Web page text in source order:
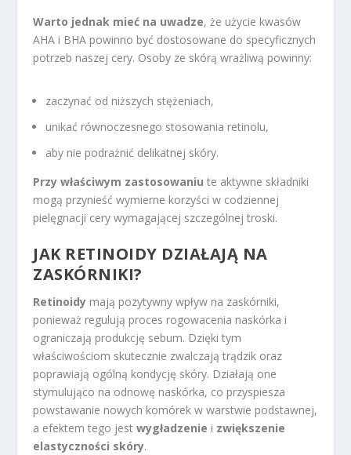
Warto jednak mieć na uwadze, że użycie kwasów
AHA i BHA powinno być dostosowane do specyficznych
potrzeb naszej cery. Osoby ze skórą wrażliwą powinny:
zaczynać od niższych stężeniach,
unikać równoczesnego stosowania retinolu,
aby nie podrażnić delikatnej skóry.
Przy właściwym zastosowaniu te aktywne składniki
mogą przynieść wymierne korzyści w codziennej
pielęgnacji cery wymagającej szczególnej troski.
JAK RETINOIDY DZIAŁAJĄ NA
ZASKÓRNIKI?
Retinoidy mają pozytywny wpływ na zaskórniki,
ponieważ regulują proces rogowacenia naskórka i
ograniczają produkcję sebum. Dzięki tym
właściwościom skutecznie zwalczają trądzik oraz
poprawiają ogólną kondycję skóry. Działają one
stymulująco na odnowę naskórka, co przyspiesza
powstawanie nowych komórek w warstwie podstawnej,
a efektem tego jestwygładzenie i zwiększenie
elastyczności skóry.